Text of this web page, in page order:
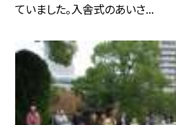
ていました。入舎式のあいさ...